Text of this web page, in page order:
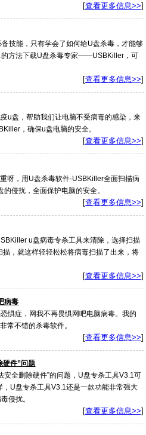
[查看更多信息>>]
技能，只有学会了如何给U盘杀毒，才能够
的方法下载U盘杀毒专家——USBKiller，可
[查看更多信息>>]
u盘，帮助我们让电脑不受病毒的感染，来
，确保u盘电脑的安全。
[查看更多信息>>]
呀，用U盘杀毒软件-USBKiller全面扫描病
侵扰，全面保护电脑的安全。
[查看更多信息>>]
u盘病毒专杀工具来清除，选择扫描
，就这样轻轻松松将病毒扫描了出来，将
[查看更多信息>>]
病毒
惧症，网我不再畏惧网吧电脑病毒。我的
常不错的杀毒软件。
[查看更多信息>>]
硬件”问题
安全删除硬件”的问题，U盘专杀工具V3.1可
U盘专杀工具V3.1还是一款功能非常强大
侵扰。
[查看更多信息>>]